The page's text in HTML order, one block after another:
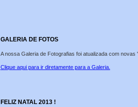
GALERIA DE FOTOS
A nossa Galeria de Fotografias foi atualizada com
Clique aqui para ir diretamente para a Galeria.
FELIZ NATAL 2013 !